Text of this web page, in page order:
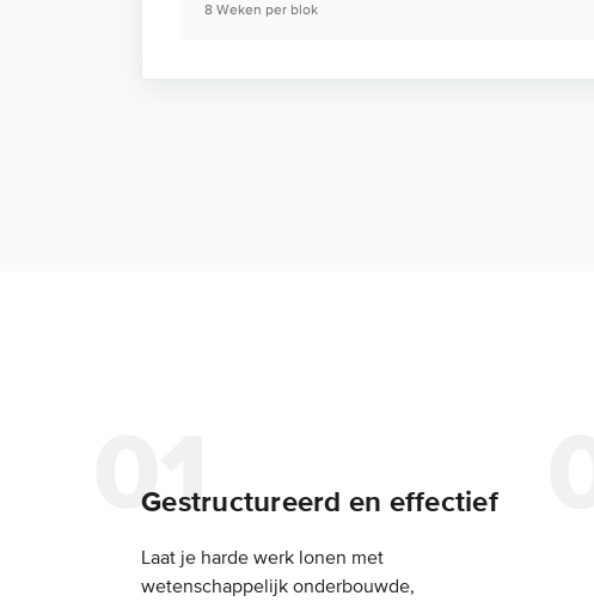
8 Weken per blok
Gestructureerd en effectief
Laat je harde werk lonen met
wetenschappelijk onderbouwde,